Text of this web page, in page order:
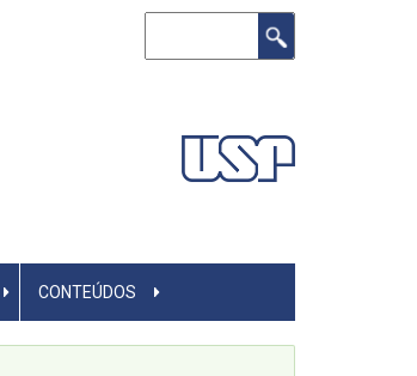
CONTEÚDOS